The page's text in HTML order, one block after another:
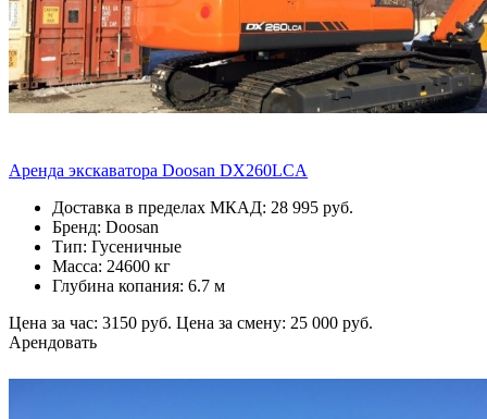
Аренда экскаватора Doosan DX260LCA
Доставка в пределах МКАД: 28 995 руб.
Бренд: Doosan
Тип: Гусеничные
Масса: 24600 кг
Глубина копания: 6.7 м
Цена за час: 3150 руб. Цена за смену: 25 000 руб.
Арендовать